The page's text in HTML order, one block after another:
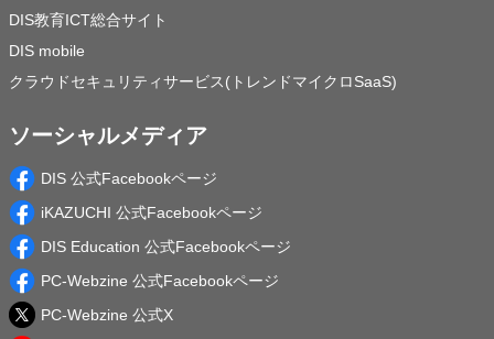
DIS教育ICT総合サイト
DIS mobile
クラウドセキュリティサービス(トレンドマイクロSaaS)
ソーシャルメディア
DIS 公式Facebookページ
iKAZUCHI 公式Facebookページ
DIS Education 公式Facebookページ
PC-Webzine 公式Facebookページ
PC-Webzine 公式X